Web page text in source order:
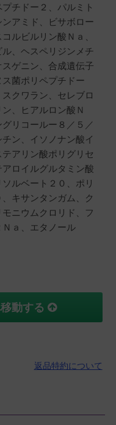
チドー２、パルミト
アミド、ビサボロー
ルビルリン酸Ｎａ、
、ヘスペリジンメチ
ゲニン、合成遺伝子
菌ポリペプチドー
クワラン、セレブロ
、ヒアルロン酸Ｎ
リコールー８／５／
ン、イソノナン酸イ
アリン酸ポリグリセ
ロイルグルタミン酸
ルベート２０、ポリ
キサンタンガム、ク
ニウムクロリド、フ
ａ、エタノール
動する
返品特約について